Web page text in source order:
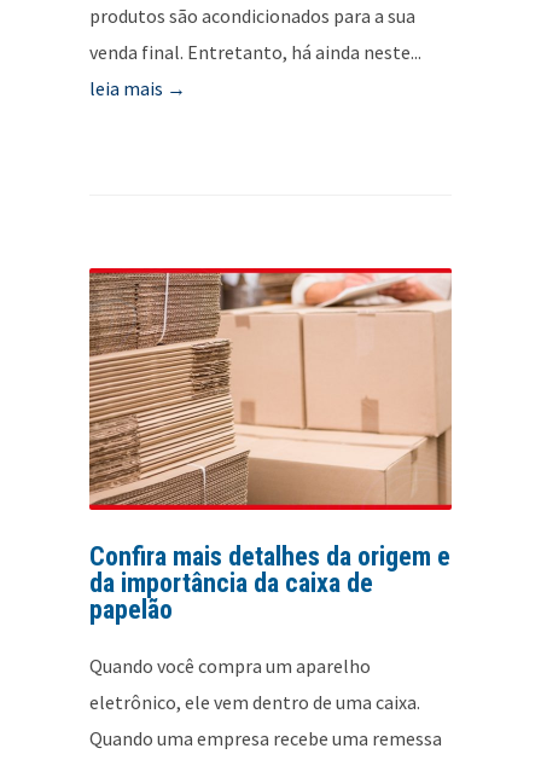
produtos são acondicionados para a sua
venda final. Entretanto, há ainda neste...
leia mais →
Confira mais detalhes da origem e
da importância da caixa de
papelão
Quando você compra um aparelho
eletrônico, ele vem dentro de uma caixa.
Quando uma empresa recebe uma remessa